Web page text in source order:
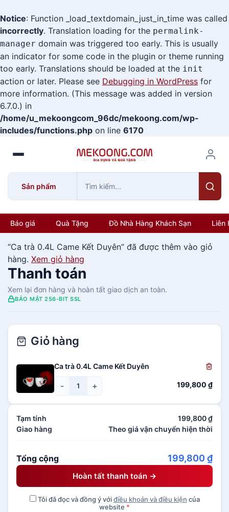
Notice: Function _load_textdomain_just_in_time was called
incorrectly. Translation loading for the permalink-
manager domain was triggered too early. This is usually
an indicator for some code in the plugin or theme running
too early. Translations should be loaded at the init
action or later. Please see Debugging in WordPress for
more information. (This message was added in version
6.7.0.) in
/home/u_mekoongcom_96dc/mekoong.com/wp-
includes/functions.php on line 6170
c
Sản phẩm
Báo giá Quà Tặng Đồ Nhà Hàng Khách Sạn Liên
“Ca trà 0.4L Came Kết Duyên” đã được thêm vào giỏ
hàng. Xem giỏ hàng
Thanh toán
Xem lại đơn hàng và hoàn tất giao dịch an toàn.
BẢO MẬT 256-BIT SSL
Giỏ hàng
Ca trà 0.4L Came Kết Duyên
- + 199,800 ₫
Tạm tính 199,800₫
Giao hàng
Theo giá vận chuyển hiện thời
Tổng cộng 199,800 ₫
Hoàn tất thanh toán →
Tôi đã đọc và đồng ý vớiđiều khoản và điều kiện của
website *